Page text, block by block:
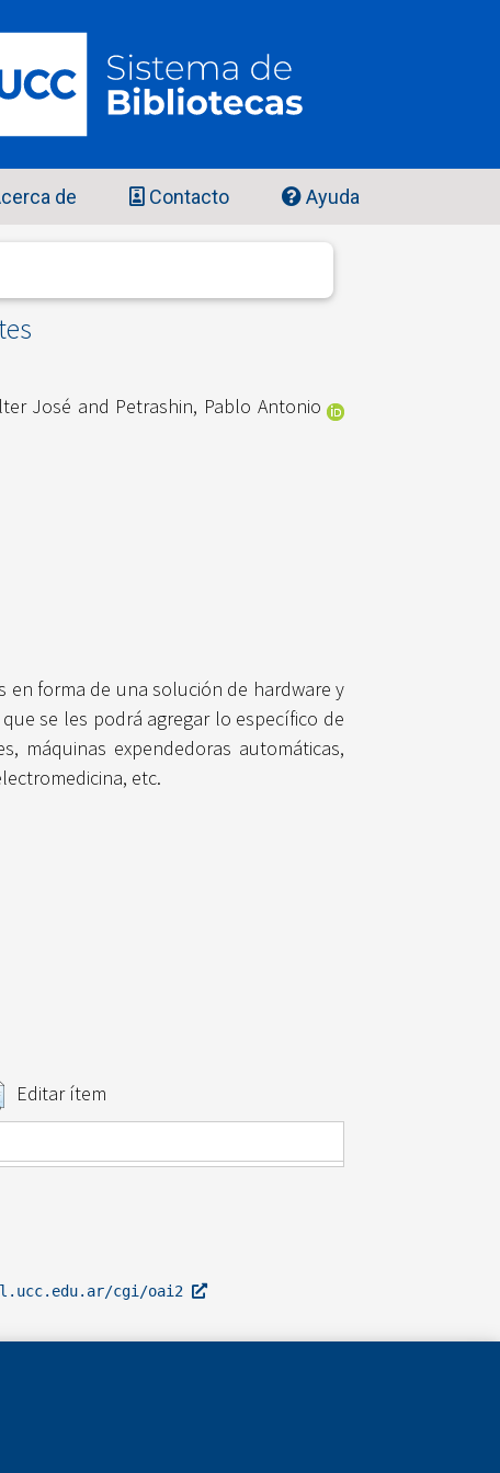
de Contacto Ayuda
José and Petrashin, Pablo Antonio
en forma de una solución de hardware y
se les podrá agregar lo específico de
máquinas expendedoras automáticas,
etc.
Editar ítem
cgi/oai2